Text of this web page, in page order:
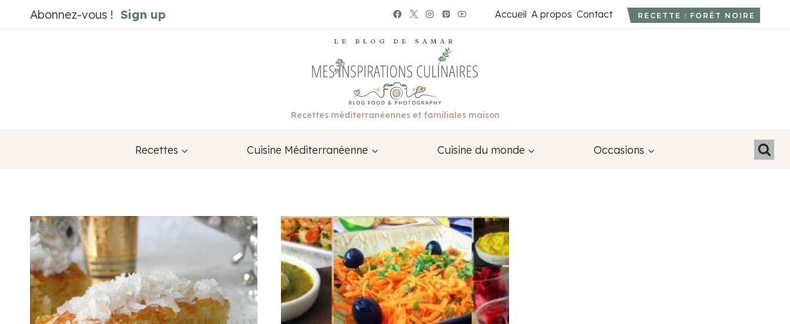
au
Abonnez-vous ! Sign up Accueil A propos Contact RECETTE : FORÊT NOIRE
LE BLOG DE SAMAR
Recettes méditerranéennes et familiales maison
Recettes Cuisine Méditerranéenne Cuisine du monde Occasions